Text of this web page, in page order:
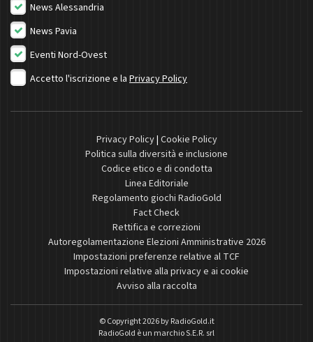
News Alessandria
News Pavia
Eventi Nord-Ovest
Accetto l'iscrizione e la Privacy Policy
Privacy Policy| Cookie Policy
Politica sulla diversità e inclusione
Codice etico e di condotta
Linea Editoriale
Regolamento giochi RadioGold
Fact Check
Rettifica e correzioni
Autoregolamentazione Elezioni Amministrative 2026
Impostazioni preferenze relative al TCF
Impostazioni relative alla privacy e ai cookie
Avviso alla raccolta
© Copyright 2026 byRadioGold.it
RadioGold è un marchio S.E.R. srl